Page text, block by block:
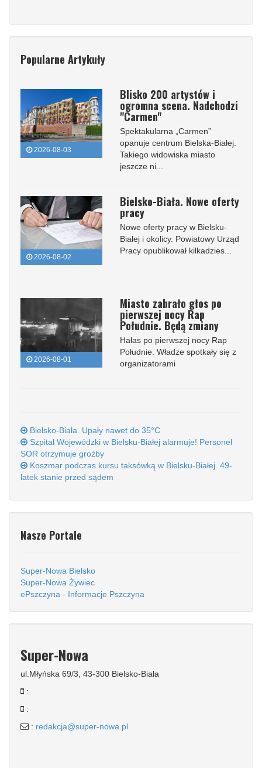
Popularne Artykuły
2026-08-03
Blisko 200 artystów i
ogromna scena. Nadchodzi
"Carmen"
Spektakularna „Carmen”
opanuje centrum Bielska-Białej.
Takiego widowiska miasto
jeszcze ni...
2026-08-02
Bielsko-Biała. Nowe oferty
pracy
Nowe oferty pracy w Bielsku-
Białej i okolicy. Powiatowy Urząd
Pracy opublikował kilkadzies...
2026-08-01
Miasto zabrało głos po
pierwszej nocy Rap
Południe. Będą zmiany
Hałas po pierwszej nocy Rap
Południe. Władze spotkały się z
organizatorami
Bielsko-Biała. Upały nawet do 35°C
Szpital Wojewódzki w Bielsku-Białej alarmuje! Personel
SOR otrzymuje groźby
Koszmar podczas kursu taksówką w Bielsku-Białej. 49-
latek stanie przed sądem
Nasze Portale
Super-Nowa Bielsko
Super-Nowa Żywiec
ePszczyna - Informacje Pszczyna
Super-Nowa
ul.Młyńska 69/3, 43-300 Bielsko-Biała
:
:
: redakcja@super-nowa.pl